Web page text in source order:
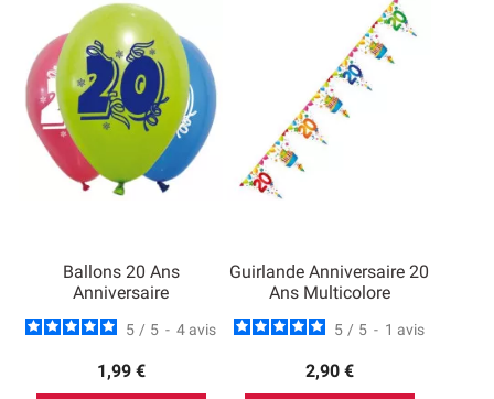
Ballons 20 Ans
Anniversaire
5 / 5 - 4 avis
1,99 €
Guirlande Anniversaire 20
Ans Multicolore
5 / 5 - 1 avis
2,90 €